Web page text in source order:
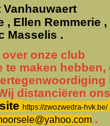
Vanhauwaert
, Ellen Remmerie ,
Masselis .
onze club
te maken hebben,
distanciëren ons
https://zwozwedra-hvk.be/
.